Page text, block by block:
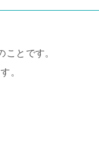
とです。
。